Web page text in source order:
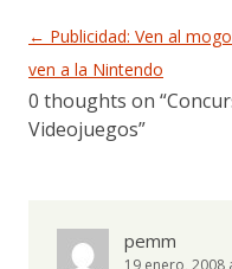
Navegación de
← Publicidad: Ven al
ven a la Nintendo
0 thoughts on “
Videojuegos”
pemm
19 enero, 2008